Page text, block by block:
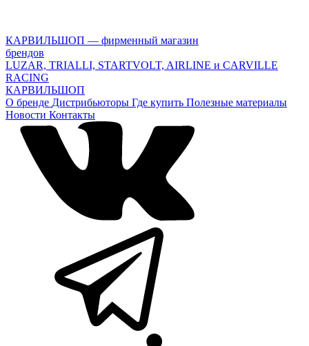
КАРВИЛЬШОП — фирменный магазин
брендов
LUZAR, TRIALLI, STARTVOLT, AIRLINE и CARVILLE
RACING
КАРВИЛЬШОП
О бренде Дистрибьюторы Где купить Полезные материалы
Новости Контакты